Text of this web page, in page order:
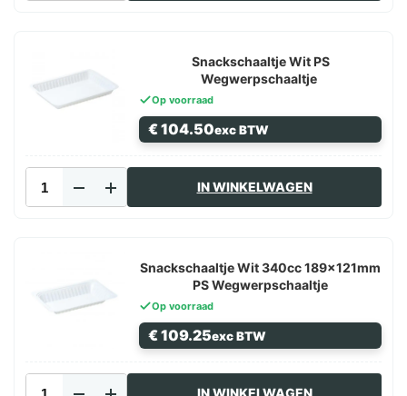
Rechthoekig
Snackschaaltje Wit PS
Wegwerpschaaltje
Op voorraad
€104.50exc BTW
Snackschaaltje
Wit
PS
IN WINKELWAGEN
Snackschaaltje Wit 340cc 189x121mm
PS Wegwerpschaaltje
Op voorraad
€109.25exc BTW
Snackschaaltje
IN WINKELWAGEN